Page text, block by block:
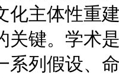
化主体性重
关键。学术
系列假设、